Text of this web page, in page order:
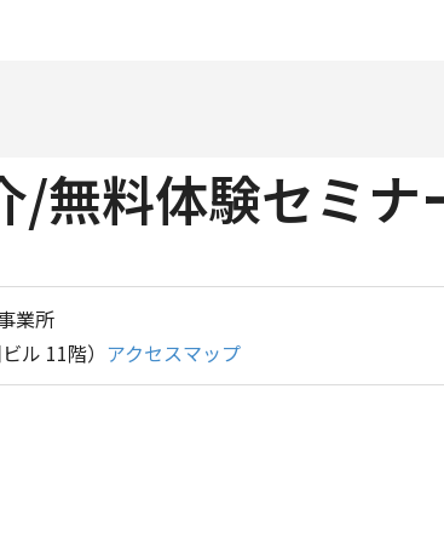
無料体験セミナ
業所
ル 11階） アクセスマップ